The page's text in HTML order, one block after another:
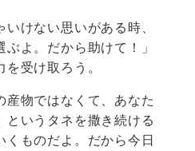
けない思いがある時、
ぶよ。だから助けて！」
受け取ろう。
産物ではなくて、あなた
というタネを撒き続ける
くものだよ。だから今日